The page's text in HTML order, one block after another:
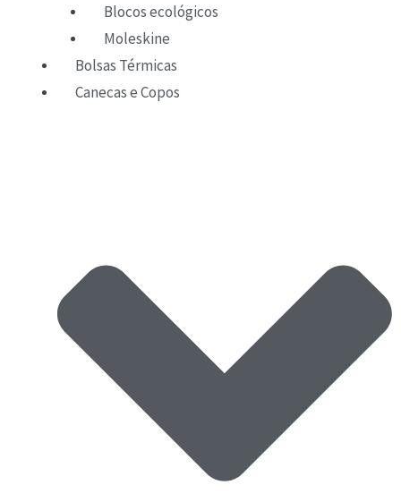
Blocos ecológicos
Moleskine
Bolsas Térmicas
Canecas e Copos